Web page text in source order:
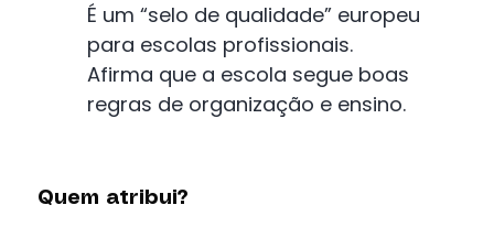
É um “selo de qualidade” europeu
para escolas profissionais.
Afirma que a escola segue boas
regras de organização e ensino.
Quem atribui?